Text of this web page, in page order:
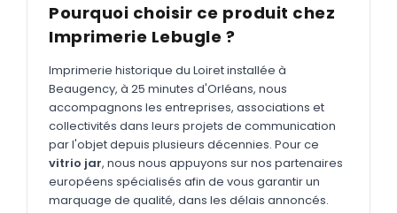
MARQUAGE TEXTILE
Tee-shirts
Polos Nouveau
Sweatshirts
GOODIES
Catalogue complet Nouveau
Pourquoi choisir ce produit chez
Imprimerie Lebugle ?
Imprimerie historique du Loiret installée à
Beaugency, à 25 minutes d'Orléans, nous
accompagnons les entreprises, associations et
collectivités dans leurs projets de communication
par l'objet depuis plusieurs décennies. Pour ce
vitrio jar, nous nous appuyons sur nos partenaires
européens spécialisés afin de vous garantir un
marquage de qualité, dans les délais annoncés.